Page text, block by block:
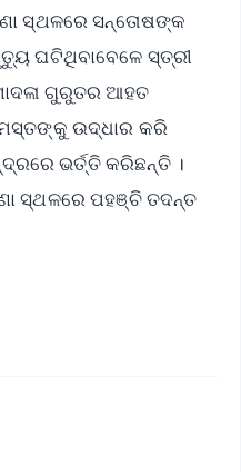
ସ୍ଥଳରେ ସନ୍ତୋଷଙ୍କ
ଘଟିଥିବାବେଳେ ସ୍ତ୍ରୀ
ଗୁରୁତର ଆହତ
ଉଦ୍ଧାର କରି
ଭର୍ତ୍ତି କରିଛନ୍ତି ।
ସ୍ଥଳରେ ପହଞ୍ଚି ତଦନ୍ତ